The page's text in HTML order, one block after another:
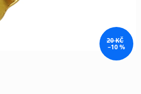
20 KČ
–10 %